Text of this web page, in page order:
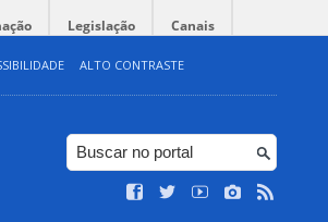
Legislação Canais
ALTO CONTRASTE